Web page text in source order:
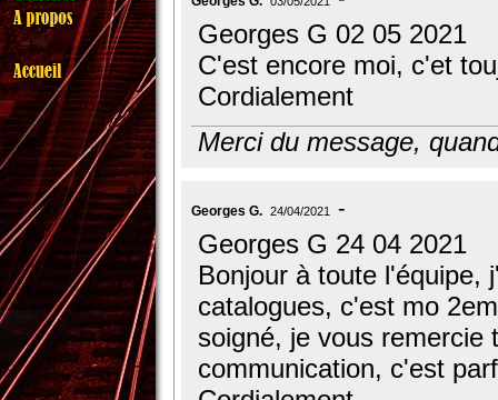
Georges G 02 05 2021
C'est encore moi, c'et
Cordialement
Merci du message,
Georges G. 24/04/2021
Georges G 24 04 2021
Bonjour à toute l'équipe,
catalogues, c'est mo
soigné, je vous remercie
communication, c'est